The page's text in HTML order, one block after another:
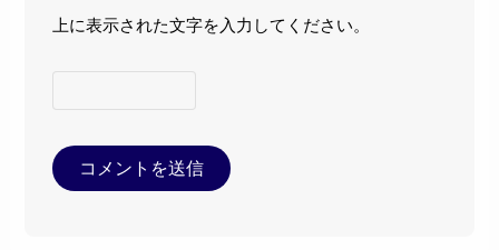
上に表示された文字を入力してください。